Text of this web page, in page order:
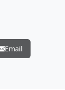
Email